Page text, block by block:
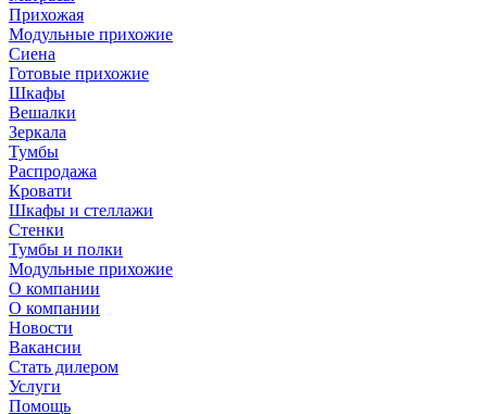
Прихожая
Модульные прихожие
Сиена
Готовые прихожие
Шкафы
Вешалки
Зеркала
Тумбы
Распродажа
Кровати
Шкафы и стеллажи
Стенки
Тумбы и полки
Модульные прихожие
О компании
О компании
Новости
Вакансии
Стать дилером
Услуги
Помощь